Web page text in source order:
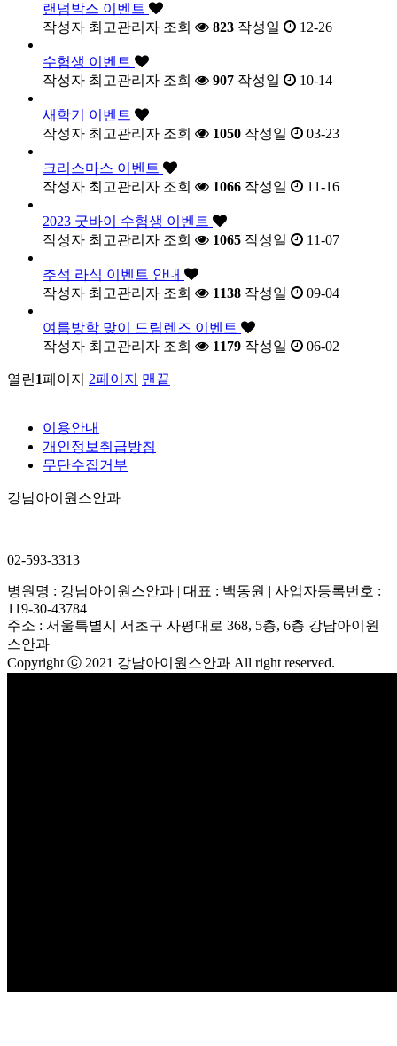
랜덤박스 이벤트
작성자 최고관리자 조회 823 작성일 12-26
수험생 이벤트
작성자 최고관리자 조회 907 작성일 10-14
새학기 이벤트
작성자 최고관리자 조회 1050 작성일 03-23
크리스마스 이벤트
작성자 최고관리자 조회 1066 작성일 11-16
2023 굿바이 수험생 이벤트
작성자 최고관리자 조회 1065 작성일 11-07
추석 라식 이벤트 안내
작성자 최고관리자 조회 1138 작성일 09-04
여름방학 맞이 드림렌즈 이벤트
작성자 최고관리자 조회 1179 작성일 06-02
열린1페이지 2페이지 맨끝
이용안내
개인정보취급방침
무단수집거부
강남아이원스안과
02-593-3313
병원명 : 강남아이원스안과 | 대표 : 백동원 | 사업자등록번호 :
119-30-43784
주소 : 서울특별시 서초구 사평대로 368, 5층, 6층 강남아이원
스안과
Copyright ⓒ 2021 강남아이원스안과 All right reserved.